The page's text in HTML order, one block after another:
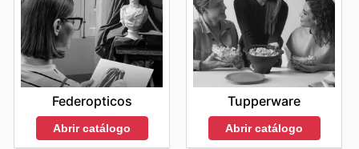
Federopticos
Abrir catálogo
Tupperware
Abrir catálogo